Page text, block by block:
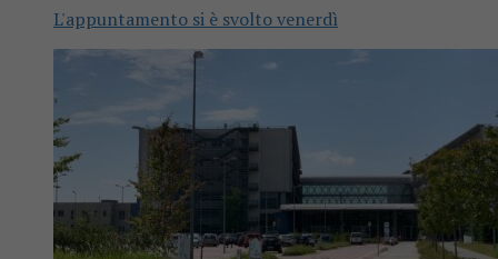
L'appuntamento si è svolto venerdì